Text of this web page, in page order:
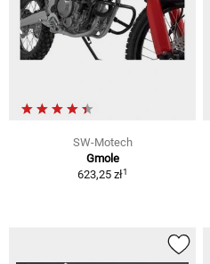
SW-Motech
Gmole
623,25 zł1